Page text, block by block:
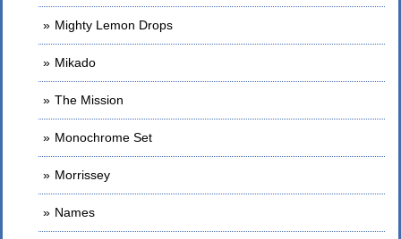
Mighty Lemon Drops
Mikado
The Mission
Monochrome Set
Morrissey
Names